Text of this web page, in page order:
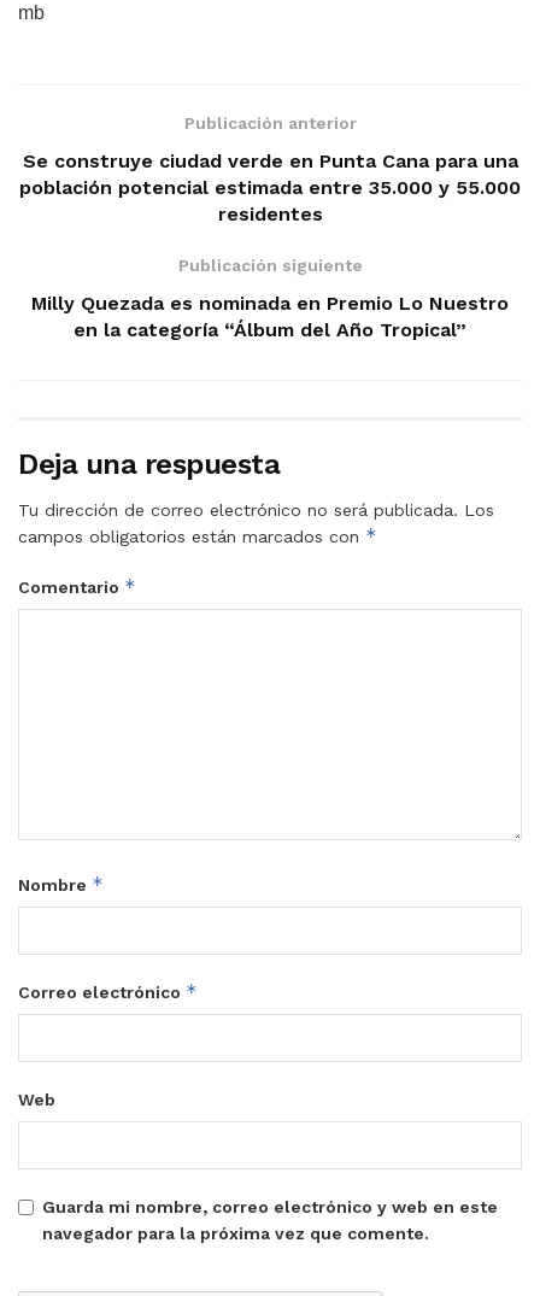
mb
Publicación anterior
Se construye ciudad verde en Punta Cana para una
población potencial estimada entre 35.000 y 55.000
residentes
Publicación siguiente
Milly Quezada es nominada en Premio Lo Nuestro
en la categoría “Álbum del Año Tropical”
Deja una respuesta
Tu dirección de correo electrónico no será publicada. Los
campos obligatorios están marcados con *
Comentario *
Nombre *
Correo electrónico *
Web
Guarda mi nombre, correo electrónico y web en este
navegador para la próxima vez que comente.